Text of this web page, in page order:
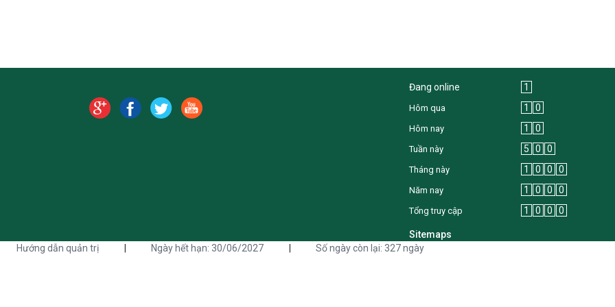
Đang online 1
Hôm qua 1 0
Hôm nay 1 0
Tuần này 5 0 0
Tháng này 1 0 0 0
Năm nay 1 0 0 0
Tổng truy cập 1 0 0 0
Sitemaps
Hướng dẫn quản trị | Ngày hết hạn: 30/06/2027 | Số ngày còn lại: 327 ngày